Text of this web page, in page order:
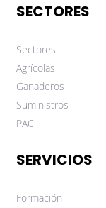
SECTORES
Sectores
Agrícolas
Ganaderos
Suministros
PAC
SERVICIOS
Formación